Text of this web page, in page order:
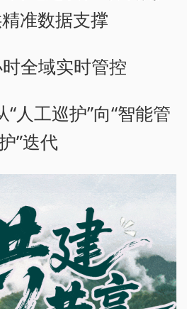
准数据支撑
全域实时管控
人工巡护”向“智能管
”迭代